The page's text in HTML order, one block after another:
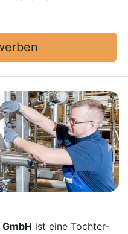
ist eine Tochter­